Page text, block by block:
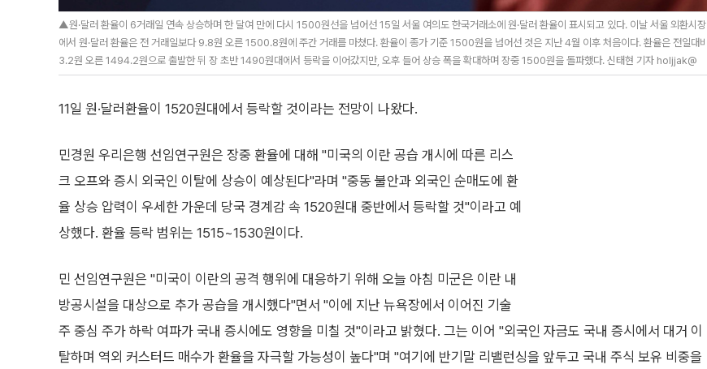
▲원·달러 환율이 6거래일 연속 상승하며 한 달여 만에 다시 1500원선을 넘어선 15일 서울 여의도 한국거래소에 원·달러 환율이 표시되고 있다. 이날 서울 외환시장
에서 원·달러 환율은 전 거래일보다 9.8원 오른 1500.8원에 주간 거래를 마쳤다. 환율이 종가 기준 1500원을 넘어선 것은 지난 4월 이후 처음이다. 환율은 전일대비
3.2원 오른 1494.2원으로 출발한 뒤 장 초반 1490원대에서 등락을 이어갔지만, 오후 들어 상승 폭을 확대하며 장중 1500원을 돌파했다. 신태현 기자 holjjak@
11일 원·달러환율이 1520원대에서 등락할 것이라는 전망이 나왔다.
민경원 우리은행 선임연구원은 장중 환율에 대해 "미국의 이란 공습 개시에 따른 리스
크 오프와 증시 외국인 이탈에 상승이 예상된다"라며 "중동 불안과 외국인 순매도에 환
율 상승 압력이 우세한 가운데 당국 경계감 속 1520원대 중반에서 등락할 것"이라고 예
상했다. 환율 등락 범위는 1515~1530원이다.
민 선임연구원은 "미국이 이란의 공격 행위에 대응하기 위해 오늘 아침 미군은 이란 내
방공시설을 대상으로 추가 공습을 개시했다"면서 "이에 지난 뉴욕장에서 이어진 기술
주 중심 주가 하락 여파가 국내 증시에도 영향을 미칠 것"이라고 밝혔다. 그는 이어 "외국인 자금도 국내 증시에서 대거 이
탈하며 역외 커스터드 매수가 환율을 자극할 가능성이 높다"며 "여기에 반기말 리밸런싱을 앞두고 국내 주식 보유 비중을